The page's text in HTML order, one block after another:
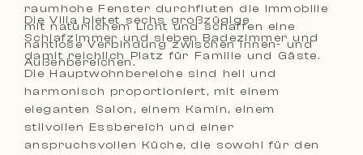
raumhohe Fenster durchfluten die Immobilie
mit natürlichem Licht und schaffen eine
nahtlose Verbindung zwischen Innen- und
Außenbereichen.
Die Villa bietet sechs großzügige
Schlafzimmer und sieben Badezimmer und
damit reichlich Platz für Familie und Gäste.
Die Hauptwohnbereiche sind hell und
harmonisch proportioniert, mit einem
eleganten Salon, einem Kamin, einem
stilvollen Essbereich und einer
anspruchsvollen Küche, die sowohl für den